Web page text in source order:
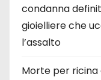
condanna
gioielliere che
l’assalto
Morte per